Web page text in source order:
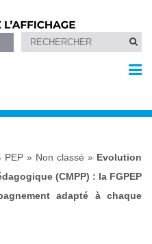
PEP» Non classé » Evolution
(CMPP) : la FGPEP
adapté à chaque